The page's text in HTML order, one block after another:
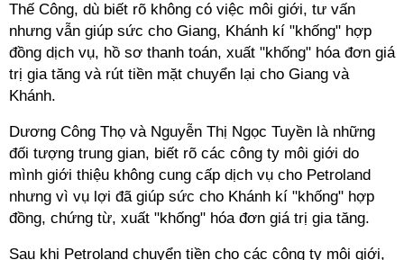
Thế Công, dù biết rõ không có việc môi giới, tư vấn
nhưng vẫn giúp sức cho Giang, Khánh kí "khống" hợp
đồng dịch vụ, hồ sơ thanh toán, xuất "khống" hóa đơn giá
trị gia tăng và rút tiền mặt chuyển lại cho Giang và
Khánh.
Dương Công Thọ và Nguyễn Thị Ngọc Tuyền là những
đối tượng trung gian, biết rõ các công ty môi giới do
mình giới thiệu không cung cấp dịch vụ cho Petroland
nhưng vì vụ lợi đã giúp sức cho Khánh kí "khống" hợp
đồng, chứng từ, xuất "khống" hóa đơn giá trị gia tăng.
Sau khi Petroland chuyển tiền cho các công ty môi giới,